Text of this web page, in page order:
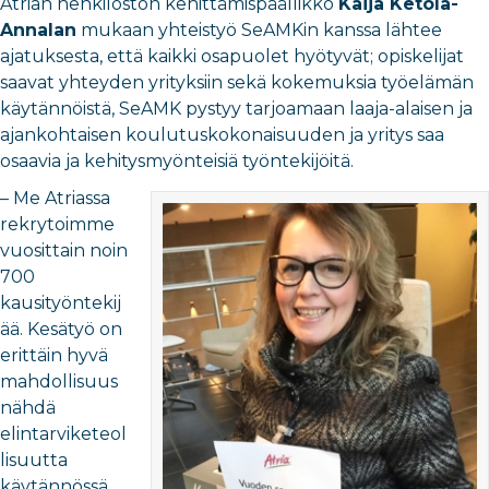
Annalan mukaan yhteistyö SeAMKin kanssa lähtee
ajatuksesta, että kaikki osapuolet hyötyvät; opiskelijat
saavat yhteyden yrityksiin sekä kokemuksia työelämän
käytännöistä, SeAMK pystyy tarjoamaan laaja-alaisen ja
ajankohtaisen koulutuskokonaisuuden ja yritys saa
osaavia ja kehitysmyönteisiä työntekijöitä.
– Me Atriassa
rekrytoimme
vuosittain noin
700
kausityöntekij
ää. Kesätyö on
erittäin hyvä
mahdollisuus
nähdä
elintarviketeol
lisuutta